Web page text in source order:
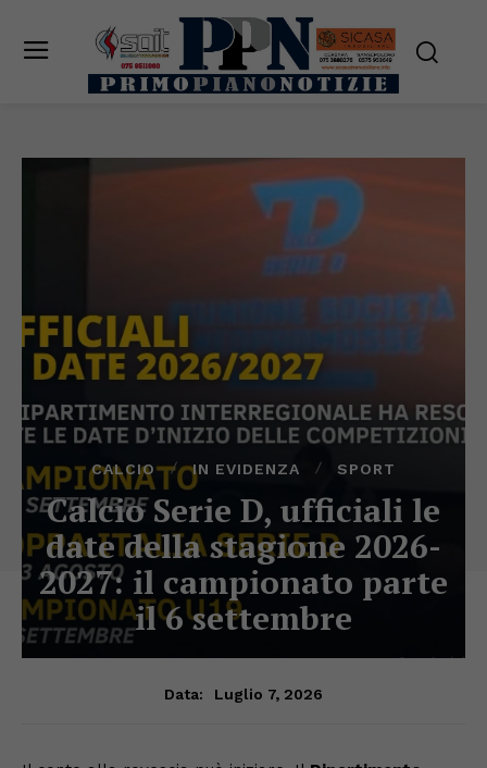
CALCIO IN EVIDENZA SPORT
Calcio Serie D, ufficiali le
date della stagione 2026-
2027: il campionato parte
il 6 settembre
Data: Luglio 7, 2026